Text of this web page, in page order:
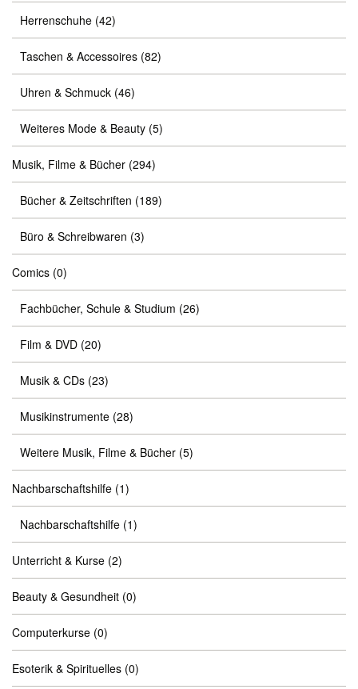
Herrenschuhe (42)
Taschen & Accessoires (82)
Uhren & Schmuck (46)
Weiteres Mode & Beauty (5)
Musik, Filme & Bücher (294)
Bücher & Zeitschriften (189)
Büro & Schreibwaren (3)
Comics (0)
Fachbücher, Schule & Studium (26)
Film & DVD (20)
Musik & CDs (23)
Musikinstrumente (28)
Weitere Musik, Filme & Bücher (5)
Nachbarschaftshilfe (1)
Nachbarschaftshilfe (1)
Unterricht & Kurse (2)
Beauty & Gesundheit (0)
Computerkurse (0)
Esoterik & Spirituelles (0)